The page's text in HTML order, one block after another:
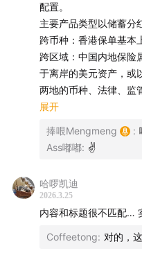
如果你对“境外资产配置”
各种信息反复触达，这期
问题，提前想清楚。
⚠️风险提示：
作单位无意借此作出任何
的保险产品或服务。
请读者注意判断其中风险
和需求，独立思考，谨慎
配置。
主要产品类型以储蓄分
跨币种：香港保单基本
跨区域：中国内地保险
于离岸的美元资产，或
两地的币种、法律、监
等。
船。
以终为始，做一件事情
具。
1）人必须到香港
展开
捧哏Mengmeng :
Ass嘟嘟: ✌️
哈啰凯迪
2026.3.25
内容和标题很不匹配…
Coffeetong: 对的，